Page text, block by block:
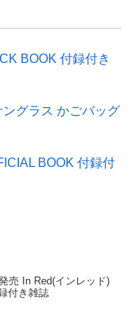
BOOK 付録付き
ングラス かごバッグ
BOOK 付録付
売 In Red(インレッド)
付き雑誌